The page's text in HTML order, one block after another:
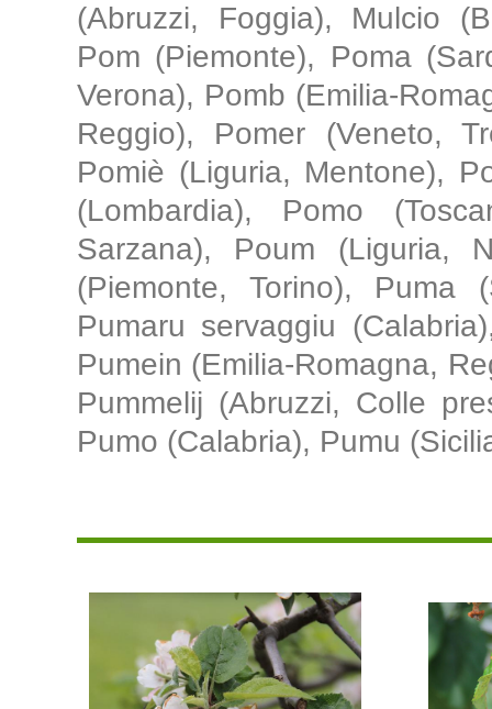
(Abruzzi, Foggia), Mulcio
Pom (Piemonte), Poma
Verona), Pomb (Emilia-
Reggio), Pomer (Veneto,
Pomiè (Liguria, Mentone),
(Lombardia), Pomo
Sarzana), Poum (Liguria,
(Piemonte, Torino), Puma
Pumaru servaggiu
Pumein (Emilia-Romagna,
Pummelij (Abruzzi, Colle
Pumo (Calabria), Pumu